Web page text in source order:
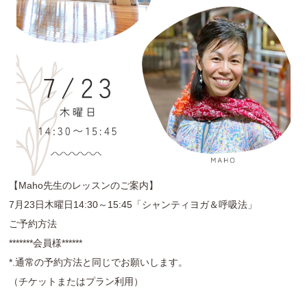
【Maho先生のレッスンのご案内】
7月23日木曜日14:30～15:45「シャンティヨガ＆呼吸法」
ご予約方法
*******会員様******
*.通常の予約方法と同じでお願いします。
（チケットまたはプラン利用）